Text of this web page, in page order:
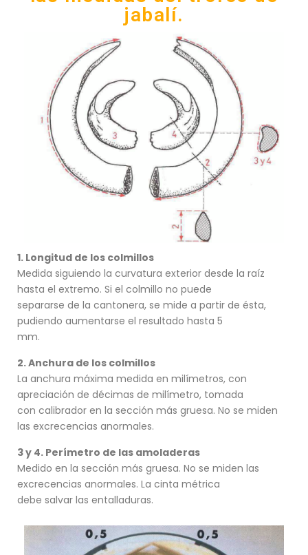
jabalí.
1. Longitud de los colmillos
Medida siguiendo la curvatura exterior desde la raíz
hasta el extremo. Si el colmillo no puede
separarse de la cantonera, se mide a partir de ésta,
pudiendo aumentarse el resultado hasta 5
mm.
2. Anchura de los colmillos
La anchura máxima medida en milímetros, con
apreciación de décimas de milímetro, tomada
con calibrador en la sección más gruesa. No se miden
las excrecencias anormales.
3 y 4. Perímetro de las amoladeras
Medido en la sección más gruesa. No se miden las
excrecencias anormales. La cinta métrica
debe salvar las entalladuras.